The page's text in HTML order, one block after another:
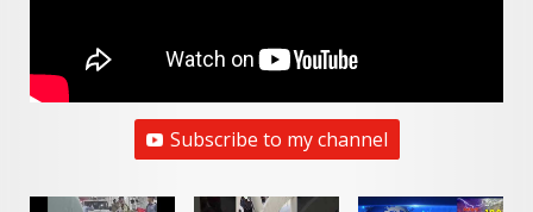
Subscribe to my channel